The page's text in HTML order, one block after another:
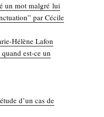
un mot mal­gré lui
par Cécile
Hélène Lafon
est-ce un
d’un cas de